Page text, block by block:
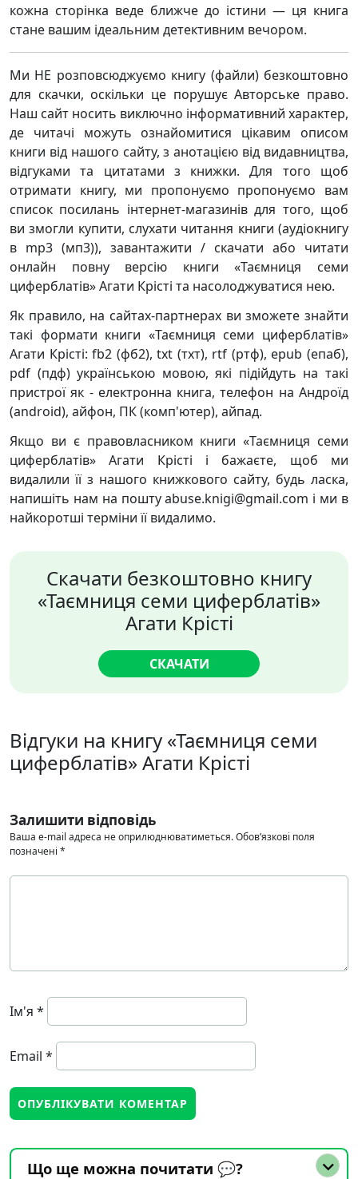
кожна сторінка веде ближче до істини — ця книга
стане вашим ідеальним детективним вечором.
Ми НЕ розповсюджуємо книгу (файли) безкоштовно
для скачки, оскільки це порушує Авторське право.
Наш сайт носить виключно інформативний характер,
де читачі можуть ознайомитися цікавим описом
книги від нашого сайту, з анотацією від видавництва,
відгуками та цитатами з книжки. Для того щоб
отримати книгу, ми пропонуємо пропонуємо вам
список посилань інтернет-магазинів для того, щоб
ви змогли купити, слухати читання книги (аудіокнигу
в mp3 (мп3)), завантажити / скачати або читати
онлайн повну версію книги «Таємниця семи
циферблатів» Агати Крісті та насолоджуватися нею.
Як правило, на сайтах-партнерах ви зможете знайти
такі формати книги «Таємниця семи циферблатів»
Агати Крісті: fb2 (фб2), txt (тхт), rtf (ртф), epub (епаб),
pdf (пдф) українською мовою, які підійдуть на такі
пристрої як - електронна книга, телефон на Андроїд
(android), айфон, ПК (комп'ютер), айпад.
Якщо ви є правовласником книги «Таємниця семи
циферблатів» Агати Крісті і бажаєте, щоб ми
видалили її з нашого книжкового сайту, будь ласка,
напишіть нам на пошту abuse.knigi@gmail.com і ми в
найкоротші терміни її видалимо.
Скачати безкоштовно книгу
«Таємниця семи циферблатів»
Агати Крісті
СКАЧАТИ
Відгуки на книгу «Таємниця семи
циферблатів» Агати Крісті
Залишити відповідь
Ваша e-mail адреса не оприлюднюватиметься.Обов’язкові поля
позначені *
Ім'я *
Email *
Що ще можна почитати 💬?